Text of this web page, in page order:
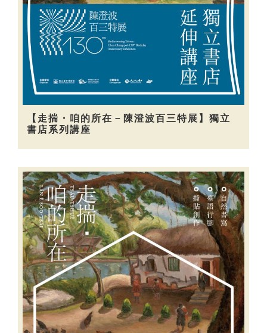
【走揣・咱的所在－陳澄波百三特展】獨立
書店系列講座